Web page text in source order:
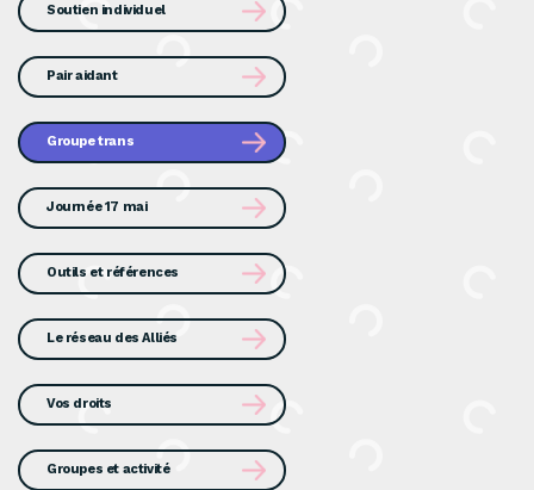
Soutien individuel
Pair aidant
Groupe trans
Journée 17 mai
Outils et références
Le réseau des Alliés
Vos droits
Groupes et activité